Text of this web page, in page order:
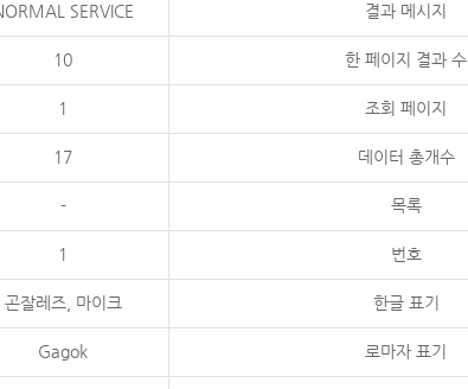
SERVICE 결과 메시지
10 한 페이지 결과 수
1 조회 페이지
17 데이터 총개수
- 목록
1 번호
곤잘레즈, 마이크 한글 표기
Gagok 로마자 표기